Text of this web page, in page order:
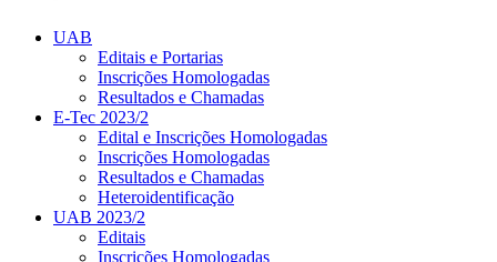
UAB
Editais e Portarias
Inscrições Homologadas
Resultados e Chamadas
E-Tec 2023/2
Edital e Inscrições Homologadas
Inscrições Homologadas
Resultados e Chamadas
Heteroidentificação
UAB 2023/2
Editais
Inscrições Homologadas